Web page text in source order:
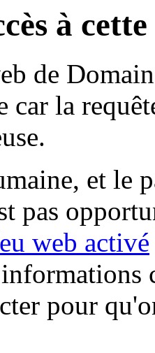
à
de
car la
et le
pas
web activé
pour